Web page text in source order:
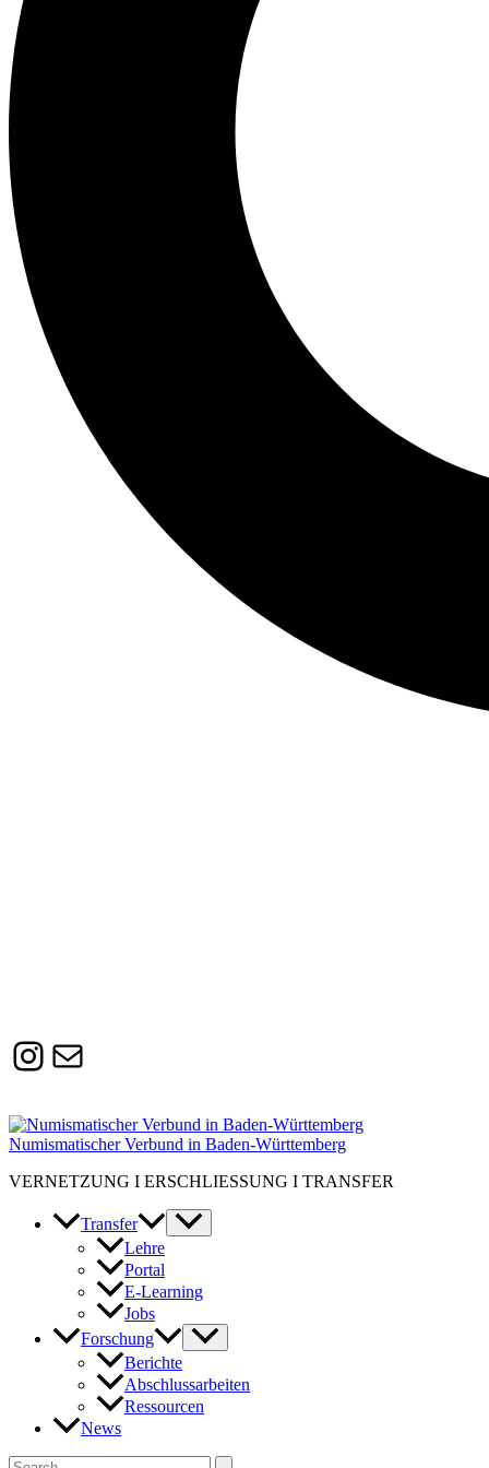
Instagram
Susanne.Boerner@zaw.uni-
heidelberg.de
Numismatischer Verbund in Baden-Württemberg
VERNETZUNG I ERSCHLIESSUNG I TRANSFER
Transfer
Lehre
Portal
E-Learning
Jobs
Forschung
Berichte
Abschlussarbeiten
Ressourcen
News